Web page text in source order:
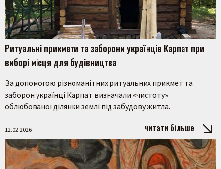
Ритуальні прикмети та заборони українців Карпат при
виборі місця для будівництва
За допомогою різноманітних ритуальних прикмет та
заборон українці Карпат визначали «чистоту»
облюбованої ділянки землі під забудову житла.
12.02.2026 читати більше